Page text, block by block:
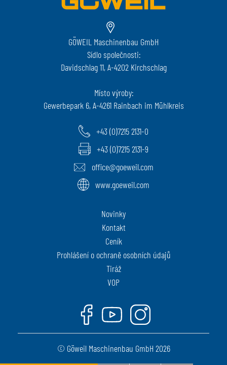
GÖWEIL Maschinenbau GmbH
Sídlo společnosti:
Davidschlag 11, A-4202 Kirchschlag
Místo výroby:
Gewerbepark 6, A-4261 Rainbach im Mühlkreis
+43 (0)7215 2131-0
+43 (0)7215 2131-9
office@goeweil.com
www.goeweil.com
Novinky
Kontakt
Ceník
Prohlášení o ochraně osobních údajů
Tiráž
VOP
Facebook
YoutubeInstagram
© Göweil Maschinenbau GmbH 2026